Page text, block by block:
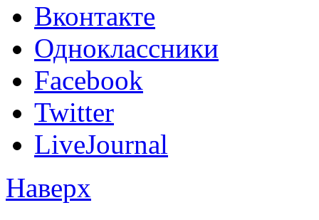
Вконтакте
Одноклассники
Facebook
Twitter
LiveJournal
Наверх